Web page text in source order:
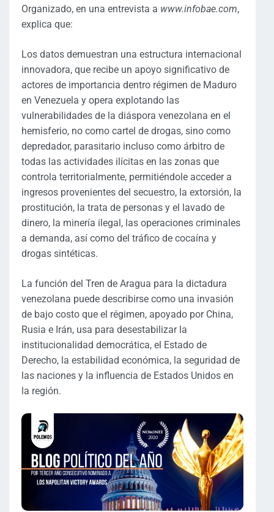
Organizado, en una entrevista a www.infobae.com,
explica que:
Los datos demuestran una estructura internacional
innovadora, que recibe un apoyo significativo de
actores de importancia dentro régimen de Maduro
en Venezuela y opera explotando las
vulnerabilidades de la diáspora venezolana en el
hemisferio, no como cartel de drogas, sino como
depredador, parasitario incluso como árbitro de
todas las actividades ilícitas en las zonas que
controla territorialmente, permitiéndole acceder a
ingresos provenientes del secuestro, la extorsión, la
prostitución, la trata de personas y el lavado de
dinero, la minería ilegal, las operaciones criminales
a demanda, así como del tráfico de cocaína y
drogas sintéticas.
La función del Tren de Aragua para la dictadura
venezolana puede describirse como una invasión
de bajo costo que el régimen, apoyado por China,
Rusia e Irán, usa para desestabilizar la
institucionalidad democrática, el Estado de
Derecho, la estabilidad económica, la seguridad de
las naciones y la influencia de Estados Unidos en
la región.